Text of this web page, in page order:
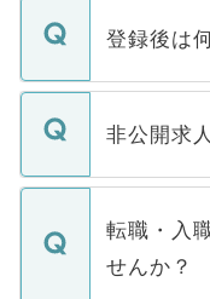
登録後は
ご登録いた
登録内容を
ます。通常
いただきま
非公開求
マイナビ
うち約3割
けない「非
下記の理由
転職・入
せんか？